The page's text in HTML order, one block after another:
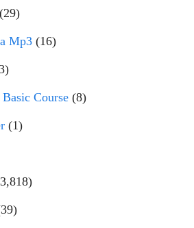
(29)
Mp3 (16)
Course (8)
(1)